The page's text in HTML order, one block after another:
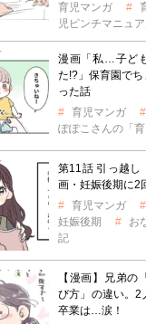
育児マンガ
児ピンチマニュ
漫画「私…子ど
た!?」保育園で
った話
育児マンガ
ぽぽこさんの「育
第11話 引っ越し
画・妊娠後期に2
育児マンガ
妊娠後期
お
記
【漫画】兄弟の
び方」の違い。2
卒業は…涙！